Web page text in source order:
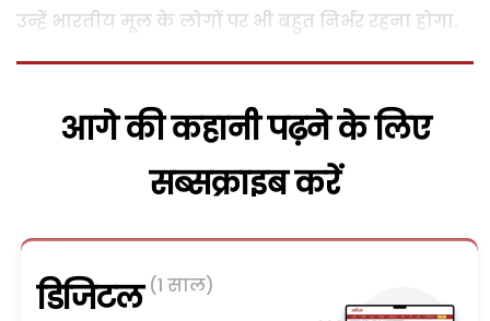
उन्हें भारतीय मूल के लोगों पर भी बहुत निर्भर रहना होगा.
आगे की कहानी पढ़ने के लिए
सब्सक्राइब करें
डिजिटल (1 साल)